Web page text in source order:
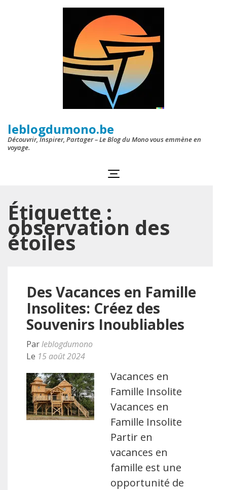
leblogdumono.be
Découvrir, Inspirer, Partager – Le Blog du Mono vous emmène en
voyage.
Étiquette :
observation des
étoiles
Des Vacances en Famille
Insolites: Créez des
Souvenirs Inoubliables
Parleblogdumono
Le 15 août 2024
Vacances en
Famille Insolite
Vacances en
Famille Insolite
Partir en
vacances en
famille est une
opportunité de